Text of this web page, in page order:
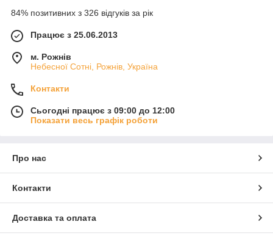
84% позитивних з 326 відгуків за рік
Працює з 25.06.2013
м. Рожнів
Небесної Сотні, Рожнів, Україна
Контакти
Сьогодні працює з 09:00 до 12:00
Показати весь графік роботи
Про нас
Контакти
Доставка та оплата